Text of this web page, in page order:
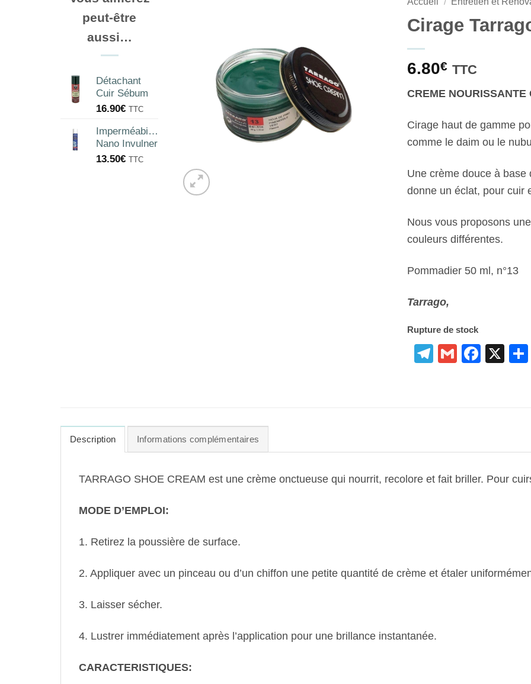
peut-être
aussi…
Détachant
Cuir Sébum
16.90€ TTC
Imperméabilisant
Nano Invulner
13.50€ TTC
Cirage
6.80€ TTC
CREME
Cirage haut de gamme
comme le daim ou le
Une crème douce à
donne un éclat, pour cuir
Nous vous proposons
couleurs différentes.
Pommadier 50 ml, n°13
Tarrago,
Rupture de stock
Telegram
Gmail X
Description Informations complémentaires
TARRAGO SHOE CREAM est une crème onctueuse qui nourrit, recolore et fait briller. Pour
MODE D’EMPLOI:
1. Retirez la poussière de surface.
2. Appliquer avec un pinceau ou d’un chiffon une petite quantité de crème et étaler
3. Laisser sécher.
4. Lustrer immédiatement après l’application pour une brillance instantanée.
CARACTERISTIQUES: